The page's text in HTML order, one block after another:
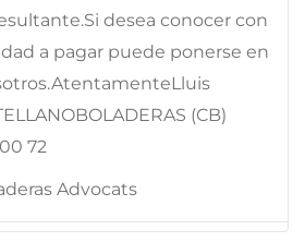
desea conocer con
a pagar puede ponerse en
(CB)
72
Advocats